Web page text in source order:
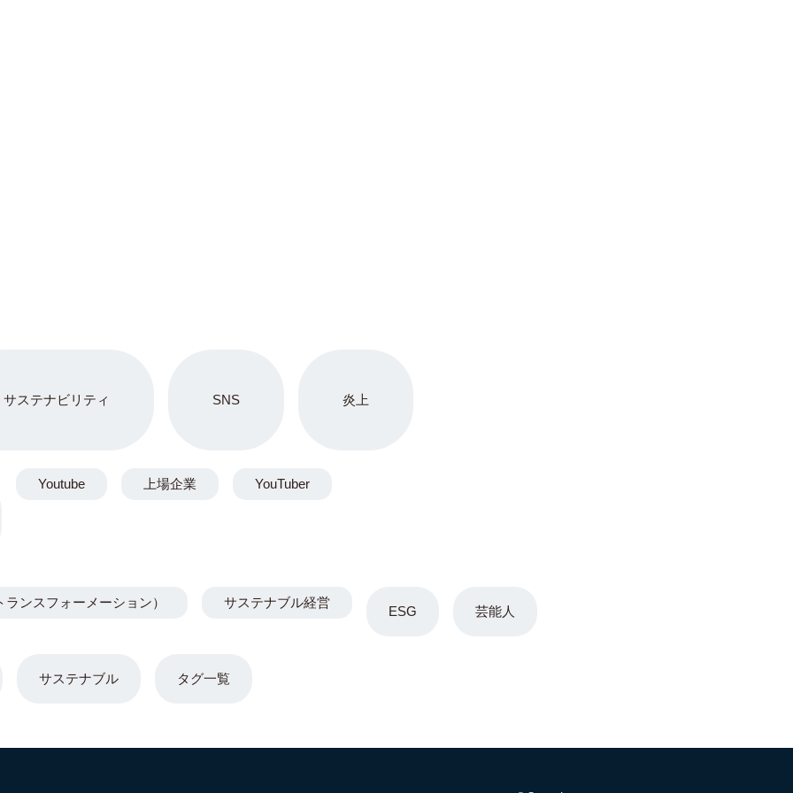
サステナビリティ SNS 炎上
ESG 芸能人
サステナブル
Youtube 上場企業 YouTuber
ンスフォーメーション） サステナブル経営
タグ一覧